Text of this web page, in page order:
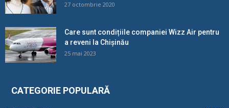
27 octombrie 2020
Care sunt condițiile companiei Wizz Air pentru
a reveni la Chișinău
25 mai 2023
CATEGORIE POPULARĂ